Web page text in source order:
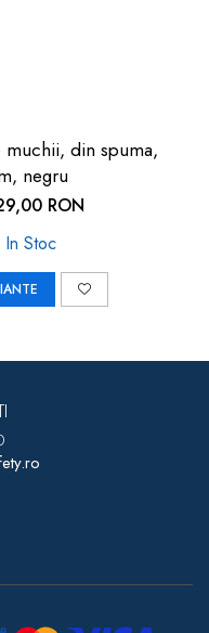
muchii, din spuma,
negru
RON
In Stoc